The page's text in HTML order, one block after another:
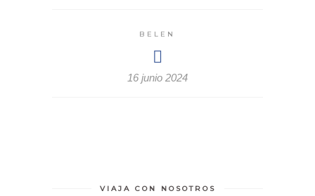
BELEN
16 junio 2024
VIAJA CON NOSOTROS